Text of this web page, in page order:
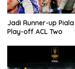
Jadi Runner-up
Play-off ACL Two